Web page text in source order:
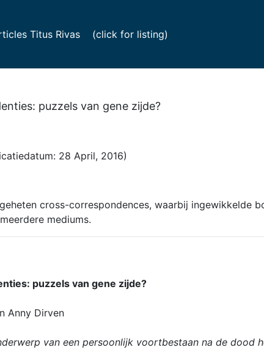
Titus Rivas (click for listing)
puzzels van gene zijde?
28 April, 2016)
cross-correspondences, waarbij ingewikkelde
mediums.
puzzels van gene zijde?
Anny Dirven
van een persoonlijk voortbestaan na de dood